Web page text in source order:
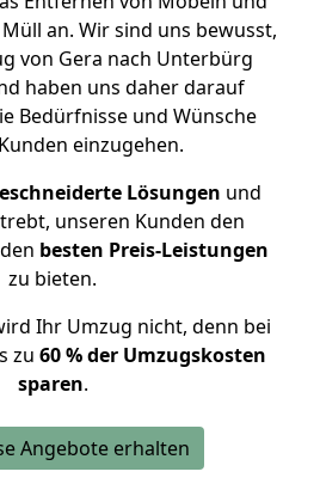
an. Wir sind uns bewusst,
von Gera nach Unterbürg
haben uns daher darauf
Bedürfnisse und Wünsche
einzugehen.
Lösungen und
unseren Kunden den
besten Preis-Leistungen
zu bieten.
Ihr Umzug nicht, denn bei
zu 60 % der Umzugskosten
sparen.
Angebote erhalten